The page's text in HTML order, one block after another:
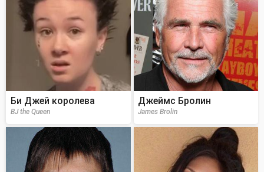
Би Джей королева
BJ the Queen
Джеймс Бролин
James Brolin